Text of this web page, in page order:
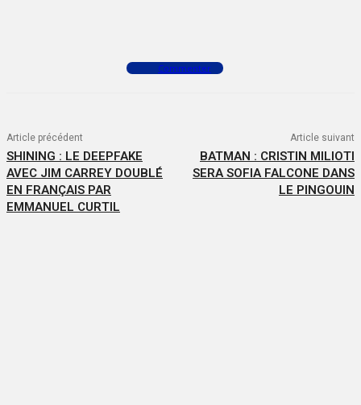
Commenter
Article précédent
SHINING : LE DEEPFAKE
AVEC JIM CARREY DOUBLÉ
EN FRANÇAIS PAR
EMMANUEL CURTIL
Article suivant
BATMAN : CRISTIN MILIOTI
SERA SOFIA FALCONE DANS
LE PINGOUIN